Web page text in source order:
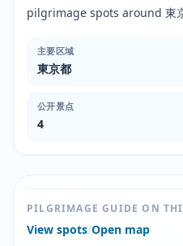
pilgrimage spots around 東
主要区域
東京都
公开景点
4
PILGRIMAGE GUIDE ON
View spots/Open map